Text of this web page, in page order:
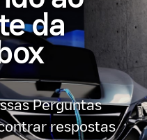
da
Perguntas
respostas